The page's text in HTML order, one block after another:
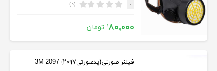
- (۰)
۱۸۰,۰۰۰ تومان
فیلتر صورتی(پدصورتی۲۰۹۷) 2097 3M